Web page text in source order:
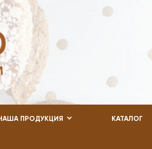
ПРОДУКЦИЯ КАТАЛОГ